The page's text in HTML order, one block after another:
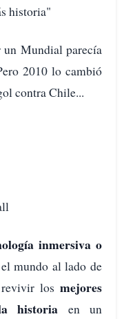
historia"
Mundial parecía
2010 lo cambió
contra Chile...
inmersiva o
mundo al lado de
los mejores
historia en un